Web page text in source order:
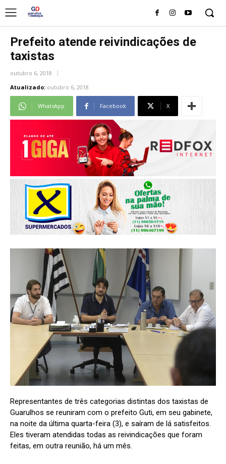
Prefeito atende reivindicações de
taxistas
outubro 6, 2018
Atualizado: outubro 6, 2018
WhatsApp Facebook X
Representantes de três categorias distintas dos taxistas de
Guarulhos se reuniram com o prefeito Guti, em seu gabinete,
na noite da última quarta-feira (3), e saíram de lá satisfeitos.
Eles tiveram atendidas todas as reivindicações que foram
feitas, em outra reunião, há um mês.